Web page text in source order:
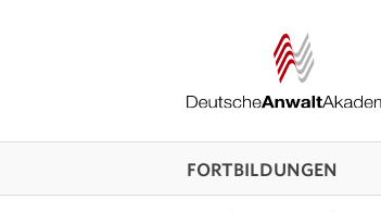
FORTBILDUNGEN